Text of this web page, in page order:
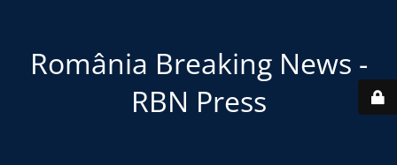
România Breaking News -
RBN Press